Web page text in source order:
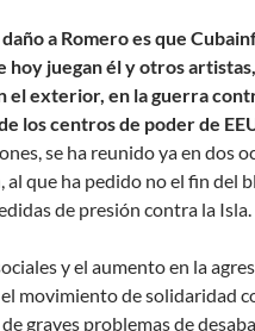
a Romero es que
hoy juegan él y otros
el exterior, en la guerra
los centros de poder de
se ha reunido ya en dos
al que ha pedido no el fin del
de presión contra la Isla.
y el aumento en la
movimiento de solidaridad
graves problemas de